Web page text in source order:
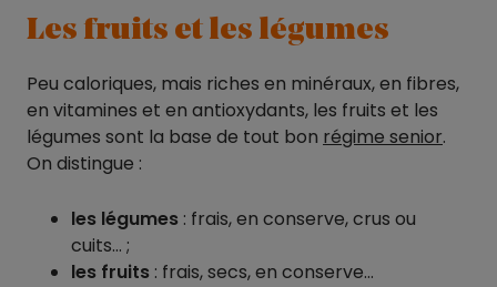
Les fruits et les légumes
Peu caloriques, mais riches en minéraux, en fibres,
en vitamines et en antioxydants, les fruits et les
légumes sont la base de tout bon régime senior.
On distingue :
les légumes : frais, en conserve, crus ou
cuits… ;
les fruits : frais, secs, en conserve…